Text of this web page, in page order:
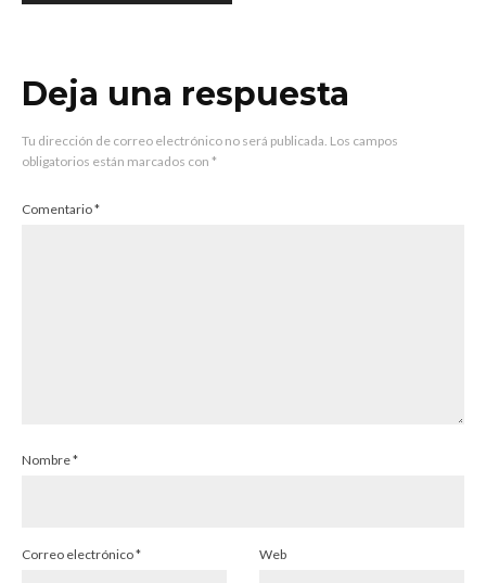
Deja una respuesta
Tu dirección de correo electrónico no será publicada. Los campos
obligatorios están marcados con *
Comentario*
Nombre*
Correo electrónico* Web